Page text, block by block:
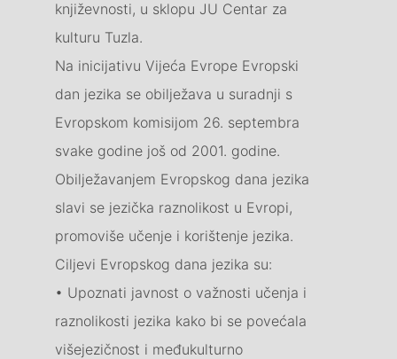
književnosti, u sklopu JU Centar za
kulturu Tuzla.
Na inicijativu Vijeća Evrope Evropski
dan jezika se obilježava u suradnji s
Evropskom komisijom 26. septembra
svake godine još od 2001. godine.
Obilježavanjem Evropskog dana jezika
slavi se jezička raznolikost u Evropi,
promoviše učenje i korištenje jezika.
Ciljevi Evropskog dana jezika su:
• Upoznati javnost o važnosti učenja i
raznolikosti jezika kako bi se povećala
višejezičnost i međukulturno